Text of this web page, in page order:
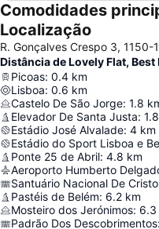
Comodidades
Localização
R. Gonçalves Crespo 3, 1150-
Distância de Lovely Flat,
Picoas: 0.4 km
Lisboa: 0.6 km
Castelo De São Jorge: 1.8
Elevador De Santa Justa: 1.8
Estádio José Alvalade: 4 km
Estádio do Sport Lisboa e
Ponte 25 de Abril: 4.8 km
Aeroporto Humberto
Santuário Nacional De
Pastéis de Belém: 6.2 km
Mosteiro dos Jerónimos: 6.3
Padrão Dos Descobrimentos: